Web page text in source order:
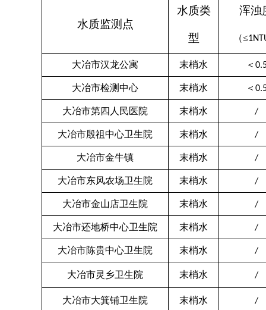
水质监测点
水质类
型
浑浊
（≤
大冶市汉龙公寓 末梢水 ＜
大冶市检测中心 末梢水 ＜
大冶市第四人民医院 末梢水 /
大冶市殷祖中心卫生院 末梢水 /
大冶市金牛镇 末梢水 /
大冶市东风农场卫生院 末梢水 /
大冶市金山店卫生院 末梢水 /
大冶市还地桥中心卫生院 末梢水 /
大冶市陈贵中心卫生院 末梢水 /
大冶市灵乡卫生院 末梢水 /
大冶市大箕铺卫生院 末梢水 /